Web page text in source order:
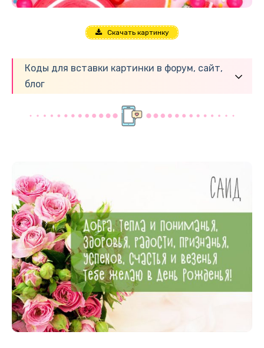
Скачать картинку
Коды для вставки картинки в форум, сайт,
блог